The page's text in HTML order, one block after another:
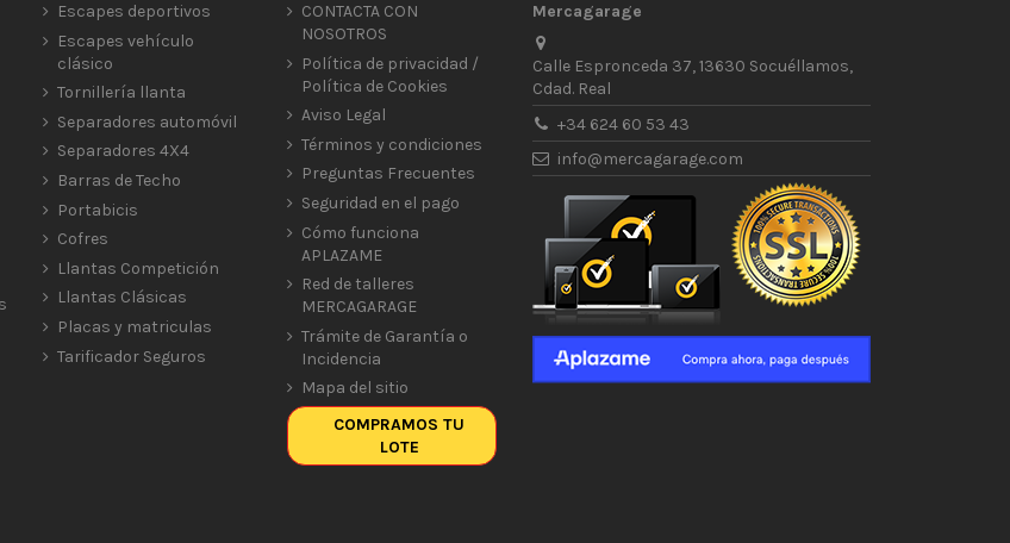
Escapes deportivos
Escapes vehículo
clásico
Tornillería llanta
Separadores automóvil
Separadores 4X4
Barras de Techo
Portabicis
Cofres
Llantas Competición
Llantas Clásicas
Placas y matriculas
Tarificador Seguros
CONTACTA CON
NOSOTROS
Política de privacidad /
Política de Cookies
Aviso Legal
Términos y condiciones
Preguntas Frecuentes
Seguridad en el pago
Cómo funciona
APLAZAME
Red de talleres
MERCAGARAGE
Trámite de Garantía o
Incidencia
Mapa del sitio
COMPRAMOS TU
LOTE
Mercagarage
Calle Espronceda 37, 13630 Socuéllamos,
Cdad. Real
+34 624 60 53 43
info@mercagarage.com